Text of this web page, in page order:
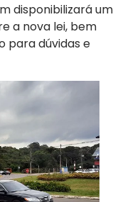
disponibilizará um
a nova lei, bem
para dúvidas e